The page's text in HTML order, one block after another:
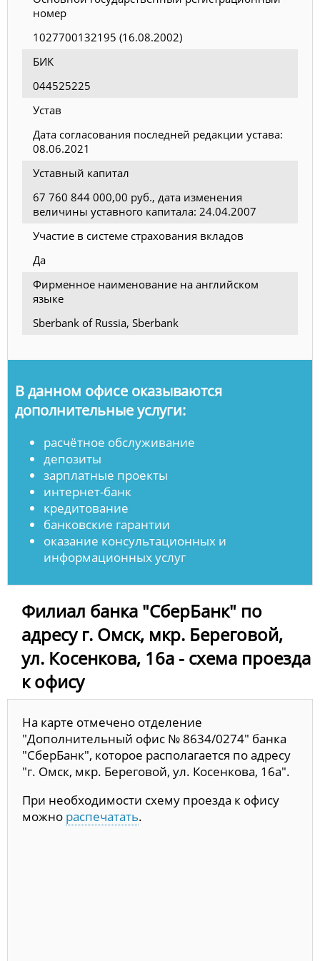
номер
1027700132195 (16.08.2002)
БИК
044525225
Устав
Дата согласования последней редакции устава:
08.06.2021
Уставный капитал
67 760 844 000,00 руб., дата изменения
величины уставного капитала: 24.04.2007
Участие в системе страхования вкладов
Да
Фирменное наименование на английском
языке
Sberbank of Russia, Sberbank
В данном офисе оказываются
дополнительные услуги:
расчётное обслуживание
депозиты
зарплатные проекты
интернет-банк
кредитование
банковские гарантии
оказание консультационных и
информационных услуг
Филиал банка "СберБанк" по
адресу г. Омск, мкр. Береговой,
ул. Косенкова, 16а - схема проезда
к офису
На карте отмечено отделение
"Дополнительный офис № 8634/0274" банка
"СберБанк", которое располагается по адресу
"г. Омск, мкр. Береговой, ул. Косенкова, 16а".
При необходимости схему проезда к офису
можно распечатать.